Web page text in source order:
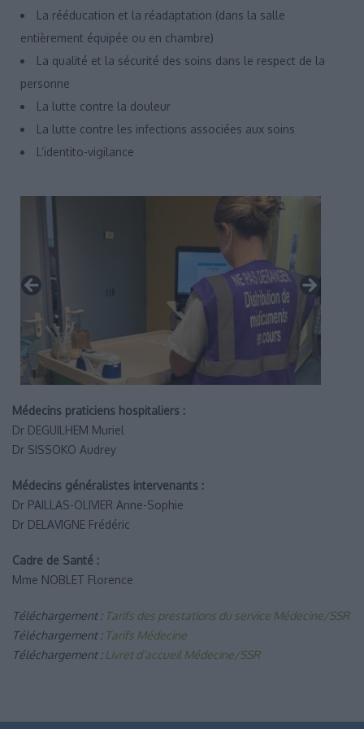
La rééducation et la réadaptation (dans la salle
entièrement équipée ou en chambre)
La qualité et la sécurité des soins dans le respect de la
personne
La lutte contre la douleur
La lutte contre les infections associées aux soins
L’identito-vigilance
Médecins praticiens hospitaliers :
Dr DEGUILHEM Muriel
Dr SISSOKO Audrey
Médecins généralistes intervenants :
Dr PAILLAS-OLIVIER Anne-Sophie
Dr DELAVIGNE Frédéric
Cadre de Santé :
Mme NOBLET Florence
Téléchargement : Tarifs des prestations du service Médecine/SSR
Téléchargement : Tarifs Médecine
Téléchargement : Livret d’accueil Médecine/SSR